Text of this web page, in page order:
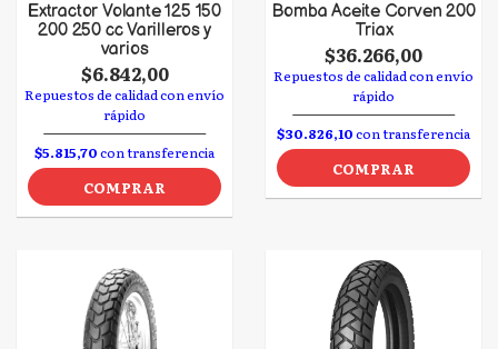
Extractor Volante 125 150
200 250 cc Varilleros y
varios
$6.842,00
Repuestos de calidad con envío
rápido
$5.815,70con transferencia
COMPRAR
Bomba Aceite Corven 200
Triax
$36.266,00
Repuestos de calidad con envío
rápido
$30.826,10con transferencia
COMPRAR